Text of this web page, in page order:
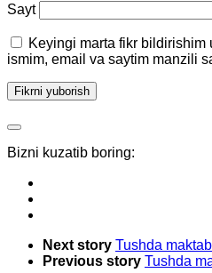
Sayt
Keyingi marta fikr
ismim, email va saytim manzili
Bizni kuzatib boring:
Next story Tushda
Previous story Tushda